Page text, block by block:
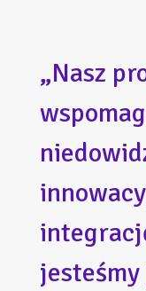
„Nasz